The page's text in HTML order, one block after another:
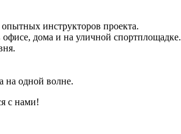
инструкторов проекта.
дома и на уличной спортплощадке.
одной волне.
с нами!